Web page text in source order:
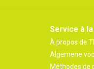
Service à
À propos de
Algemene
Méthodes de